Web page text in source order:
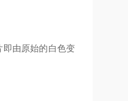
即由原始的白色变